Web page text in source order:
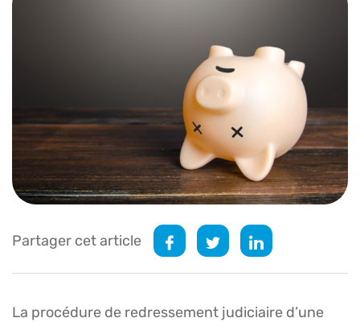
Partager cet article
La procédure de redressement judiciaire d’une